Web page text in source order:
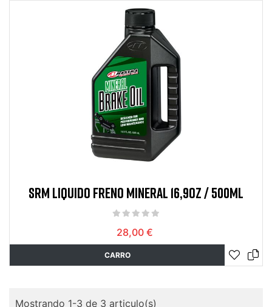
SRM LIQUIDO FRENO MINERAL 16,9OZ / 500ML
28,00 €
CARRO
Mostrando 1-3 de 3 articulo(s)